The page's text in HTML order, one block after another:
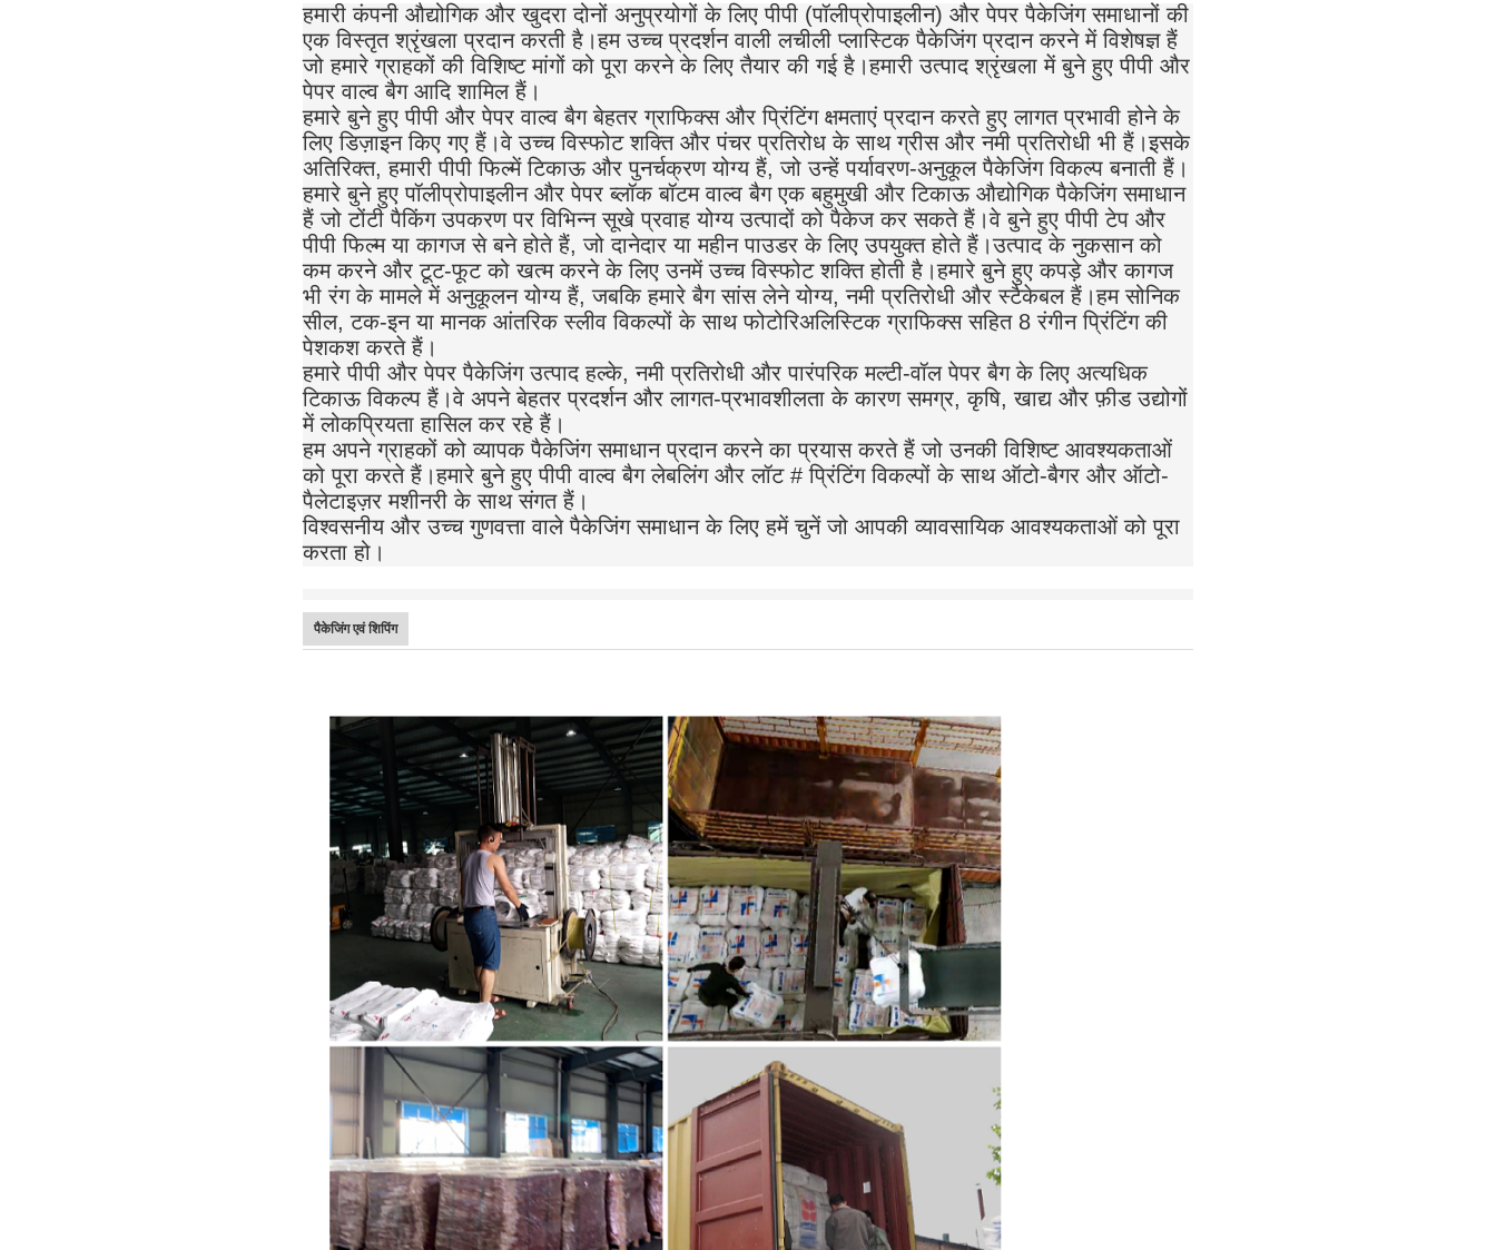
हमारी कंपनी औद्योगिक और खुदरा दोनों अनुप्रयोगों के लिए पीपी (पॉलीप्रोपाइलीन) और पेपर पैकेजिंग समाधानों की
एक विस्तृत श्रृंखला प्रदान करती है।हम उच्च प्रदर्शन वाली लचीली प्लास्टिक पैकेजिंग प्रदान करने में विशेषज्ञ हैं
जो हमारे ग्राहकों की विशिष्ट मांगों को पूरा करने के लिए तैयार की गई है।हमारी उत्पाद श्रृंखला में बुने हुए पीपी और
पेपर वाल्व बैग आदि शामिल हैं।
हमारे बुने हुए पीपी और पेपर वाल्व बैग बेहतर ग्राफिक्स और प्रिंटिंग क्षमताएं प्रदान करते हुए लागत प्रभावी होने के
लिए डिज़ाइन किए गए हैं।वे उच्च विस्फोट शक्ति और पंचर प्रतिरोध के साथ ग्रीस और नमी प्रतिरोधी भी हैं।इसके
अतिरिक्त, हमारी पीपी फिल्में टिकाऊ और पुनर्चक्रण योग्य हैं, जो उन्हें पर्यावरण-अनुकूल पैकेजिंग विकल्प बनाती हैं।
हमारे बुने हुए पॉलीप्रोपाइलीन और पेपर ब्लॉक बॉटम वाल्व बैग एक बहुमुखी और टिकाऊ औद्योगिक पैकेजिंग समाधान
हैं जो टोंटी पैकिंग उपकरण पर विभिन्न सूखे प्रवाह योग्य उत्पादों को पैकेज कर सकते हैं।वे बुने हुए पीपी टेप और
पीपी फिल्म या कागज से बने होते हैं, जो दानेदार या महीन पाउडर के लिए उपयुक्त होते हैं।उत्पाद के नुकसान को
कम करने और टूट-फूट को खत्म करने के लिए उनमें उच्च विस्फोट शक्ति होती है।हमारे बुने हुए कपड़े और कागज
भी रंग के मामले में अनुकूलन योग्य हैं, जबकि हमारे बैग सांस लेने योग्य, नमी प्रतिरोधी और स्टैकेबल हैं।हम सोनिक
सील, टक-इन या मानक आंतरिक स्लीव विकल्पों के साथ फोटोरिअलिस्टिक ग्राफिक्स सहित 8 रंगीन प्रिंटिंग की
पेशकश करते हैं।
हमारे पीपी और पेपर पैकेजिंग उत्पाद हल्के, नमी प्रतिरोधी और पारंपरिक मल्टी-वॉल पेपर बैग के लिए अत्यधिक
टिकाऊ विकल्प हैं।वे अपने बेहतर प्रदर्शन और लागत-प्रभावशीलता के कारण समग्र, कृषि, खाद्य और फ़ीड उद्योगों
में लोकप्रियता हासिल कर रहे हैं।
हम अपने ग्राहकों को व्यापक पैकेजिंग समाधान प्रदान करने का प्रयास करते हैं जो उनकी विशिष्ट आवश्यकताओं
को पूरा करते हैं।हमारे बुने हुए पीपी वाल्व बैग लेबलिंग और लॉट # प्रिंटिंग विकल्पों के साथ ऑटो-बैगर और ऑटो-
पैलेटाइज़र मशीनरी के साथ संगत हैं।
विश्वसनीय और उच्च गुणवत्ता वाले पैकेजिंग समाधान के लिए हमें चुनें जो आपकी व्यावसायिक आवश्यकताओं को पूरा
करता हो।
पैकेजिंग एवं शिपिंग